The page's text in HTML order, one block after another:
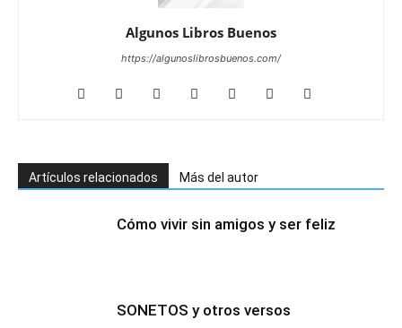
Algunos Libros Buenos
https://algunoslibrosbuenos.com/
Artículos relacionados Más del autor
Cómo vivir sin amigos y ser feliz
SONETOS y otros versos